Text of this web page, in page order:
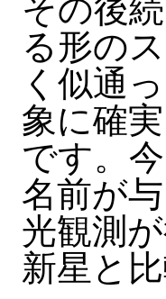
その後
る形の
く似通
象に確
です。
名前が
光観測
新星と